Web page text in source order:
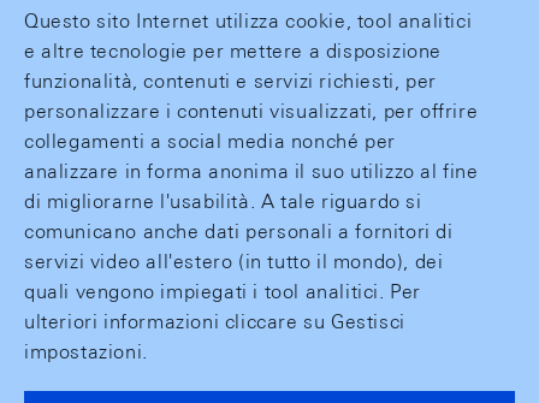
Questo sito Internet utilizza cookie, tool analitici
e altre tecnologie per mettere a disposizione
funzionalità, contenuti e servizi richiesti, per
personalizzare i contenuti visualizzati, per offrire
collegamenti a social media nonché per
analizzare in forma anonima il suo utilizzo al fine
di migliorarne l'usabilità. A tale riguardo si
comunicano anche dati personali a fornitori di
servizi video all'estero (in tutto il mondo), dei
quali vengono impiegati i tool analitici. Per
ulteriori informazioni cliccare su Gestisci
impostazioni.